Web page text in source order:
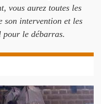
vous aurez toutes les
son intervention et les
le débarras.